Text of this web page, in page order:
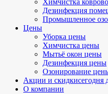
Химчистка
Дезинфекция
Промышленное
Цены
Уборка цены
Химчистка цены
Мытьё окон цены
Дезинфекция цены
Озонирование
Акции и скидкисегодня
О компании